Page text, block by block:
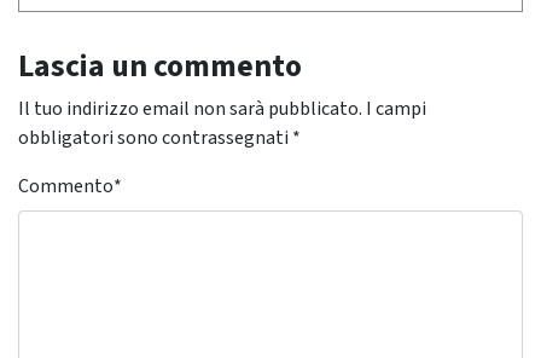
Lascia un commento
Il tuo indirizzo email non sarà pubblicato. I campi
obbligatori sono contrassegnati *
Commento*